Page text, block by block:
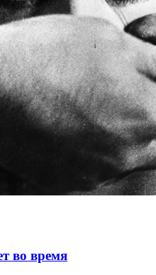
во время